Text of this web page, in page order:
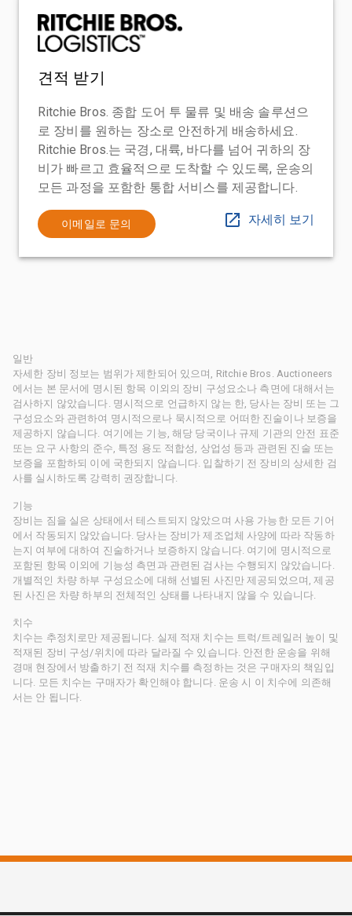
견적 받기
Ritchie Bros. 종합 도어 투 물류 및 배송 솔루션으
로 장비를 원하는 장소로 안전하게 배송하세요.
Ritchie Bros.는 국경, 대륙, 바다를 넘어 귀하의 장
비가 빠르고 효율적으로 도착할 수 있도록, 운송의
모든 과정을 포함한 통합 서비스를 제공합니다.
이메일로 문의 자세히 보기
일반
자세한 장비 정보는 범위가 제한되어 있으며, Ritchie Bros. Auctioneers
에서는 본 문서에 명시된 항목 이외의 장비 구성요소나 측면에 대해서는
검사하지 않았습니다. 명시적으로 언급하지 않는 한, 당사는 장비 또는 그
구성요소와 관련하여 명시적으로나 묵시적으로 어떠한 진술이나 보증을
제공하지 않습니다. 여기에는 기능, 해당 당국이나 규제 기관의 안전 표준
또는 요구 사항의 준수, 특정 용도 적합성, 상업성 등과 관련된 진술 또는
보증을 포함하되 이에 국한되지 않습니다. 입찰하기 전 장비의 상세한 검
사를 실시하도록 강력히 권장합니다.
기능
장비는 짐을 실은 상태에서 테스트되지 않았으며 사용 가능한 모든 기어
에서 작동되지 않았습니다. 당사는 장비가 제조업체 사양에 따라 작동하
는지 여부에 대하여 진술하거나 보증하지 않습니다. 여기에 명시적으로
포함된 항목 이외에 기능성 측면과 관련된 검사는 수행되지 않았습니다.
개별적인 차량 하부 구성요소에 대해 선별된 사진만 제공되었으며, 제공
된 사진은 차량 하부의 전체적인 상태를 나타내지 않을 수 있습니다.
치수
치수는 추정치로만 제공됩니다. 실제 적재 치수는 트럭/트레일러 높이 및
적재된 장비 구성/위치에 따라 달라질 수 있습니다. 안전한 운송을 위해
경매 현장에서 방출하기 전 적재 치수를 측정하는 것은 구매자의 책임입
니다. 모든 치수는 구매자가 확인해야 합니다. 운송 시 이 치수에 의존해
서는 안 됩니다.